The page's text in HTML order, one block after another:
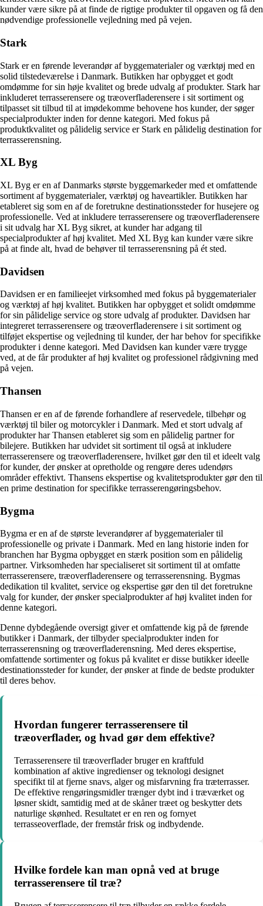
kunder være sikre på at finde de rigtige produkter til opgaven og få den
nødvendige professionelle vejledning med på vejen.
Stark
Stark er en førende leverandør af byggematerialer og værktøj med en
solid tilstedeværelse i Danmark. Butikken har opbygget et godt
omdømme for sin høje kvalitet og brede udvalg af produkter. Stark har
inkluderet terrasserensere og træoverfladerensere i sit sortiment og
tilpasset sit tilbud til at imødekomme behovene hos kunder, der søger
specialprodukter inden for denne kategori. Med fokus på
produktkvalitet og pålidelig service er Stark en pålidelig destination for
terrasserensning.
XL Byg
XL Byg er en af Danmarks største byggemarkeder med et omfattende
sortiment af byggematerialer, værktøj og haveartikler. Butikken har
etableret sig som en af de foretrukne destinationssteder for husejere og
professionelle. Ved at inkludere terrasserensere og træoverfladerensere
i sit udvalg har XL Byg sikret, at kunder har adgang til
specialprodukter af høj kvalitet. Med XL Byg kan kunder være sikre
på at finde alt, hvad de behøver til terrasserensning på ét sted.
Davidsen
Davidsen er en familieejet virksomhed med fokus på byggematerialer
og værktøj af høj kvalitet. Butikken har opbygget et solidt omdømme
for sin pålidelige service og store udvalg af produkter. Davidsen har
integreret terrasserensere og træoverfladerensere i sit sortiment og
tilføjet ekspertise og vejledning til kunder, der har behov for specifikke
produkter i denne kategori. Med Davidsen kan kunder være trygge
ved, at de får produkter af høj kvalitet og professionel rådgivning med
på vejen.
Thansen
Thansen er en af de førende forhandlere af reservedele, tilbehør og
værktøj til biler og motorcykler i Danmark. Med et stort udvalg af
produkter har Thansen etableret sig som en pålidelig partner for
bilejere. Butikken har udvidet sit sortiment til også at inkludere
terrasserensere og træoverfladerensere, hvilket gør den til et ideelt valg
for kunder, der ønsker at opretholde og rengøre deres udendørs
områder effektivt. Thansens ekspertise og kvalitetsprodukter gør den til
en prime destination for specifikke terrasserengøringsbehov.
Bygma
Bygma er en af de største leverandører af byggematerialer til
professionelle og private i Danmark. Med en lang historie inden for
branchen har Bygma opbygget en stærk position som en pålidelig
partner. Virksomheden har specialiseret sit sortiment til at omfatte
terrasserensere, træoverfladerensere og terrasserensning. Bygmas
dedikation til kvalitet, service og ekspertise gør den til det foretrukne
valg for kunder, der ønsker specialprodukter af høj kvalitet inden for
denne kategori.
Denne dybdegående oversigt giver et omfattende kig på de førende
butikker i Danmark, der tilbyder specialprodukter inden for
terrasserensning og træoverfladerensning. Med deres ekspertise,
omfattende sortimenter og fokus på kvalitet er disse butikker ideelle
destinationssteder for kunder, der ønsker at finde de bedste produkter
til deres behov.
Hvordan fungerer terrasserensere til
træoverflader, og hvad gør dem effektive?
Terrasserensere til træoverflader bruger en kraftfuld
kombination af aktive ingredienser og teknologi designet
specifikt til at fjerne snavs, alger og misfarvning fra træterrasser.
De effektive rengøringsmidler trænger dybt ind i træværket og
løsner skidt, samtidig med at de skåner træet og beskytter dets
naturlige skønhed. Resultatet er en ren og fornyet
terrasseoverflade, der fremstår frisk og indbydende.
Hvilke fordele kan man opnå ved at bruge
terrasserensere til træ?